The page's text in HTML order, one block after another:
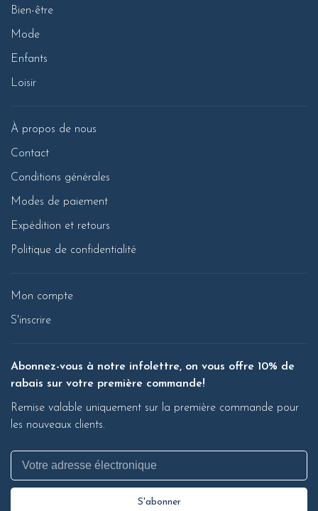
Bien-être
Mode
Enfants
Loisir
À propos de nous
Contact
Conditions générales
Modes de paiement
Expédition et retours
Politique de confidentialité
Mon compte
S'inscrire
Abonnez-vous à notre infolettre, on vous offre 10% de
rabais sur votre première commande!
Remise valable uniquement sur la première commande pour
les nouveaux clients.
S'abonner